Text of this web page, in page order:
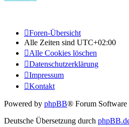
Foren-Übersicht
Alle Zeiten sind UTC+02:00
Alle Cookies löschen
Datenschutzerklärung
Impressum
Kontakt
Powered by phpBB® Forum
Deutsche Übersetzung durch